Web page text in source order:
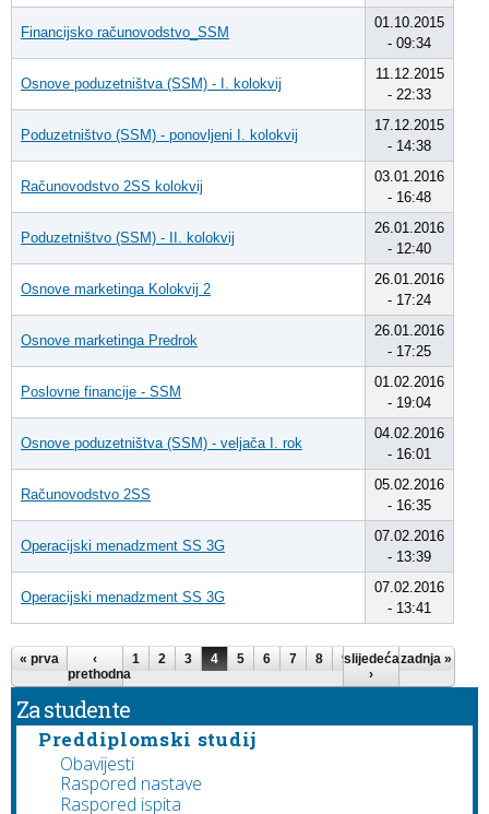
Financijsko računovodstvo_SSM
01.10.2015
- 09:34
Osnove poduzetništva (SSM) - I. kolokvij
11.12.2015
- 22:33
Poduzetništvo (SSM) - ponovljeni I. kolokvij
17.12.2015
- 14:38
Računovodstvo 2SS kolokvij
03.01.2016
- 16:48
Poduzetništvo (SSM) - II. kolokvij
26.01.2016
- 12:40
Osnove marketinga Kolokvij 2
26.01.2016
- 17:24
Osnove marketinga Predrok
26.01.2016
- 17:25
Poslovne financije - SSM
01.02.2016
- 19:04
Osnove poduzetništva (SSM) - veljača I. rok
04.02.2016
- 16:01
Računovodstvo 2SS
05.02.2016
- 16:35
Operacijski menadzment SS 3G
07.02.2016
- 13:39
Operacijski menadzment SS 3G
07.02.2016
- 13:41
Stranice
« prva
‹
prethodna
1 2 3 4 5 6 7 8 9 …
slijedeća
›
zadnja »
Za studente
Preddiplomski studij
Obavijesti
Raspored nastave
Raspored ispita